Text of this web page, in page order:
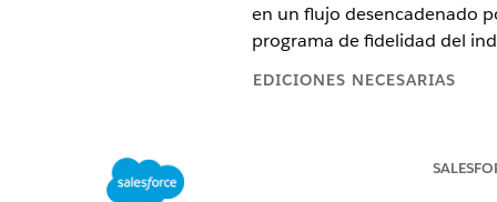
en un flujo desencadenado
programa de fidelidad del
EDICIONES NECESARIAS
Disponible en: Ediciones